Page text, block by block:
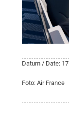
Datum / Date:
Foto: Air France